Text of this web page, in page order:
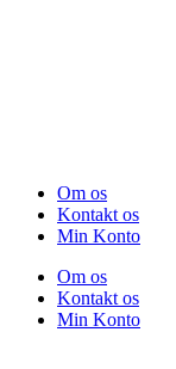
Om os
Kontakt os
Min Konto
Om os
Kontakt os
Min Konto